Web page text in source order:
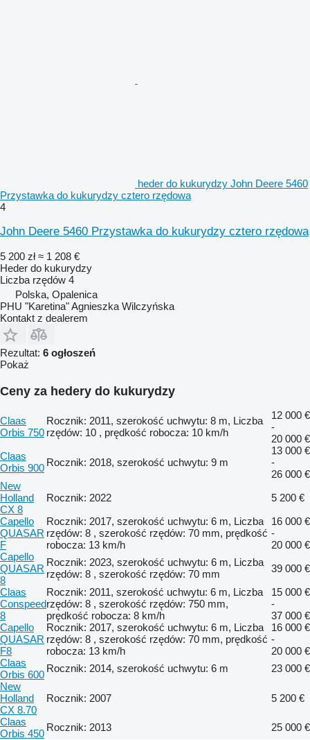
heder do kukurydzy John Deere 5460
Przystawka do kukurydzy cztero rzędowa
4
John Deere 5460 Przystawka do kukurydzy cztero rzędowa
5 200 zł ≈ 1 208 €
Heder do kukurydzy
Liczba rzędów 4
Polska, Opalenica
PHU "Karetina" Agnieszka Wilczyńska
Kontakt z dealerem
Rezultat: 6 ogłoszeń
Pokaż
Ceny za hedery do kukurydzy
Claas
Orbis 750
Rocznik: 2011, szerokość uchwytu: 8 m, Liczba
rzędów: 10 , prędkość robocza: 10 km/h
12 000 €
-
20 000 €
Claas
Orbis 900 Rocznik: 2018, szerokość uchwytu: 9 m
13 000 €
-
26 000 €
New
Holland
CX 8
Rocznik: 2022
5 200 €
Capello
QUASAR
F
Rocznik: 2017, szerokość uchwytu: 6 m, Liczba
rzędów: 8 , szerokość rzędów: 70 mm, prędkość
robocza: 13 km/h
16 000 €
-
20 000 €
Capello
QUASAR
8
Rocznik: 2023, szerokość uchwytu: 6 m, Liczba
rzędów: 8 , szerokość rzędów: 70 mm
39 000 €
Claas
Conspeed
8
Rocznik: 2011, szerokość uchwytu: 6 m, Liczba
rzędów: 8 , szerokość rzędów: 750 mm,
prędkość robocza: 8 km/h
15 000 €
-
37 000 €
Capello
QUASAR
F8
Rocznik: 2017, szerokość uchwytu: 6 m, Liczba
rzędów: 8 , szerokość rzędów: 70 mm, prędkość
robocza: 13 km/h
16 000 €
-
20 000 €
Claas
Orbis 600
Rocznik: 2014, szerokość uchwytu: 6 m
23 000 €
New
Holland
CX 8.70
Rocznik: 2007
5 200 €
Claas
Orbis 450
Rocznik: 2013 25 000 €